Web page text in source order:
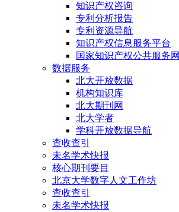
知识产权咨询
专利分析报告
专利资源导航
知识产权信息服务平台
国家知识产权公共服务网
数据服务
北大开放数据
机构知识库
北大期刊网
北大学者
学科开放数据导航
查收查引
未名学术快报
核心期刊要目
北京大学数字人文工作坊
查收查引
未名学术快报